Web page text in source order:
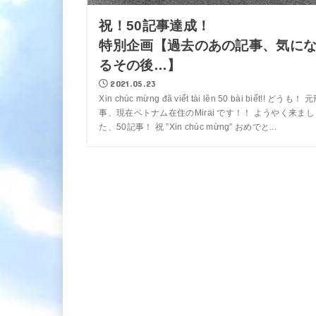
祝！50記事達成！
特別企画【過去のあの記事、気に
るその後…】
2021.05.23
Xin chúc mừng đã viết tài lên 50 bài biết!! どうも！ 元
事、現在ベトナム在住のMirai です！！ ようやく来まし
た、50記事！ 祝 ”Xin chúc mừng” おめでと...